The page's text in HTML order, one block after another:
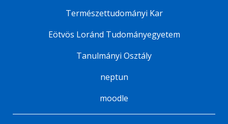
Természettudományi Kar
Eötvös Loránd Tudományegyetem
Tanulmányi Osztály
neptun
moodle